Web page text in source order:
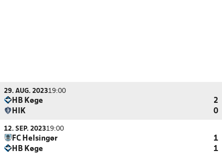
29. AUG. 202319:00
HB Køge
2
HIK
0
12. SEP. 202319:00
FC Helsingør
1
HB Køge
1